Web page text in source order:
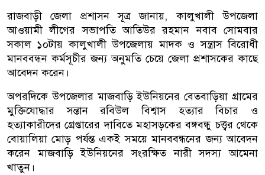
রাজবাড়ী জেলা প্রশাসন সূত্র জানায়, কালুখালী উপজেলা
আওয়ামী লীগের সভাপতি আতিউর রহমান নবাব সোমবার
সকাল ১০টায় কালুখালী উপজেলায় মাদক ও সন্ত্রাস বিরোধী
মানববন্ধন কর্মসূচীর জন্য অনুমতি চেয়ে জেলা প্রশাসকের কাছে
আবেদন করেন।
অপরদিকে উপজেলার মাজবাড়ি ইউনিয়নের বেতবাড়িয়া গ্রামের
মুক্তিযোদ্ধার সন্তান রবিউল বিশ্বাস হত্যার বিচার ও
হত্যাকারীদের গ্রেপ্তারের দাবিতে মহাসড়কের বঙ্গবন্ধু চত্ত্বর থেকে
বোয়ালিয়া মোড় পর্যন্ত একই সময়ে মানববন্ধনের জন্য আবেদন
করেন মাজবাড়ি ইউনিয়নের সংরক্ষিত নারী সদস্য আমেনা
খাতুন।